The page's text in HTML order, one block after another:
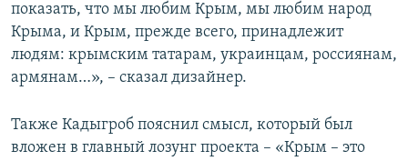
показать, что мы любим Крым, мы любим народ
Крыма, и Крым, прежде всего, принадлежит
людям: крымским татарам, украинцам, россиянам,
армянам…», – сказал дизайнер.
Также Кадыгроб пояснил смысл, который был
вложен в главный лозунг проекта – «Крым – это